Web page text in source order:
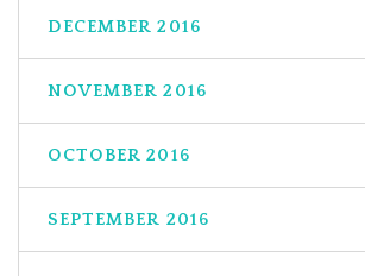
DECEMBER 2016
NOVEMBER 2016
OCTOBER 2016
SEPTEMBER 2016